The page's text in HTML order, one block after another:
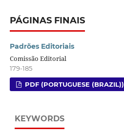
PÁGINAS FINAIS
Padrões Editoriais
Comissão Editorial
179-185
PDF (PORTUGUESE (BRAZIL))
KEYWORDS